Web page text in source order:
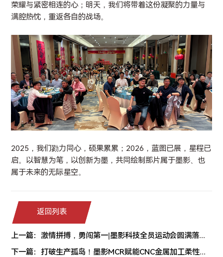
荣耀与紧密相连的心；明天，我们将带着这份凝聚的力量与
满腔热忱，重返各自的战场。
2025，我们勠力同心，硕果累累；2026，蓝图已展，星程已
启。以智慧为笔，以创新为墨，共同绘制那片属于墨影、也
属于未来的无际星空。
返回列表
上一篇：激情拼搏，勇闯第一|墨影科技全员运动会圆满落幕！
下一篇：打破生产孤岛！墨影MCR赋能CNC金属加工柔性智造